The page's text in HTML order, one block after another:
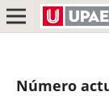
Número